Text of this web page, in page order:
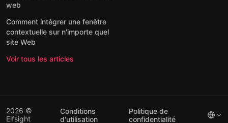
web
Comment intégrer une fenêtre
contextuelle sur n'importe quel
site Web
Voir tous les articles
2026 ©
Elfsight
Conditions
d'utilisation
Politique de
confidentialité